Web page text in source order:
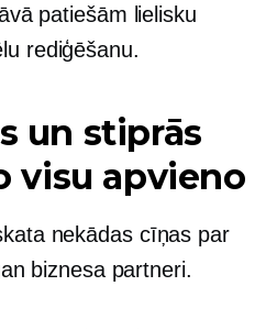
patiešām lielisku
rediģēšanu.
un stiprās
visu apvieno
nekādas cīņas par
biznesa partneri.